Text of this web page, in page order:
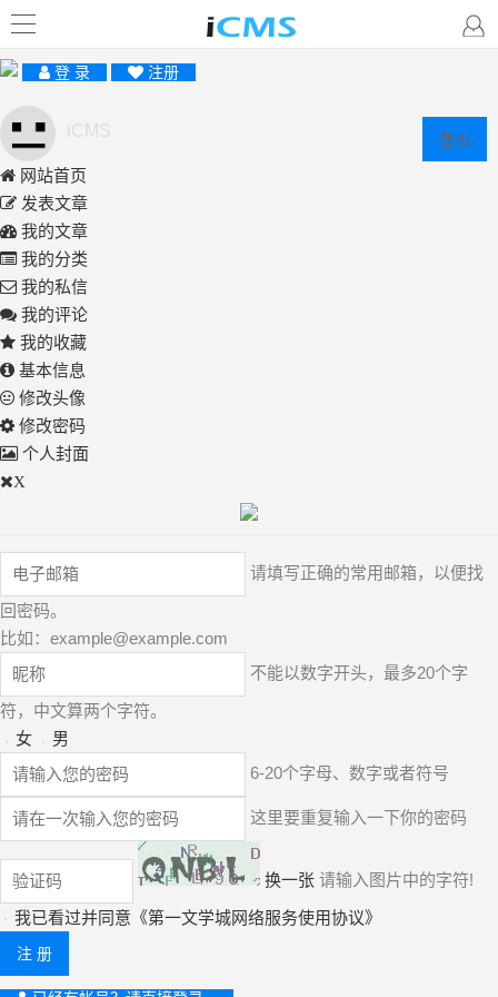
登 录 注册
登出
网站首页
发表文章
我的文章
我的分类
我的私信
我的评论
我的收藏
基本信息
修改头像
修改密码
个人封面
X
请填写正确的常用邮箱，以便找
回密码。
比如： example@example.com
不能以数字开头，最多20个字
符，中文算两个字符。
女
男
6-20个字母、数字或者符号
这里要重复输入一下你的密码
换一张 请输入图片中的字符!
我已看过并同意《第一文学城网络服务使用协议》
注 册